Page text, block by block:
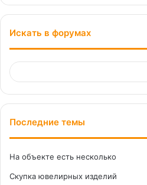
Искать в форумах
Последние темы
На объекте есть несколько
Скупка ювелирных изделий